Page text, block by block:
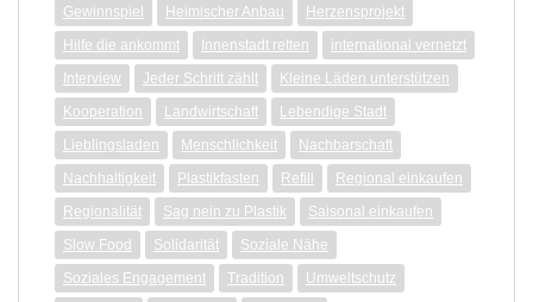
Gewinnspiel
Heimischer Anbau
Herzensprojekt
Hilfe die ankommt
Innenstadt retten
international vernetzt
Interview
Jeder Schritt zählt
Kleine Läden unterstützen
Kooperation
Landwirtschaft
Lebendige Stadt
Lieblingsladen
Menschlichkeit
Nachbarschaft
Nachhaltigkeit
Plastikfasten Refill
Regional einkaufen
Regionalität
Sag nein zu Plastik
Saisonal einkaufen
Slow Food
Solidarität
Soziale Nähe
Soziales Engagement
Tradition
Umweltschutz